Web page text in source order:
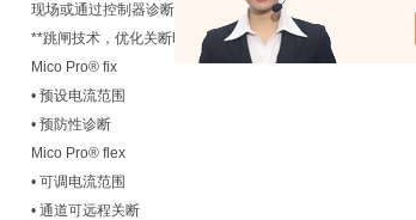
现场或通过控制器诊断
**跳闸技术，优化关断时间
Mico Pro® fix
• 预设电流范围
• 预防性诊断
Mico Pro® flex
• 可调电流范围
• 通道可远程关断